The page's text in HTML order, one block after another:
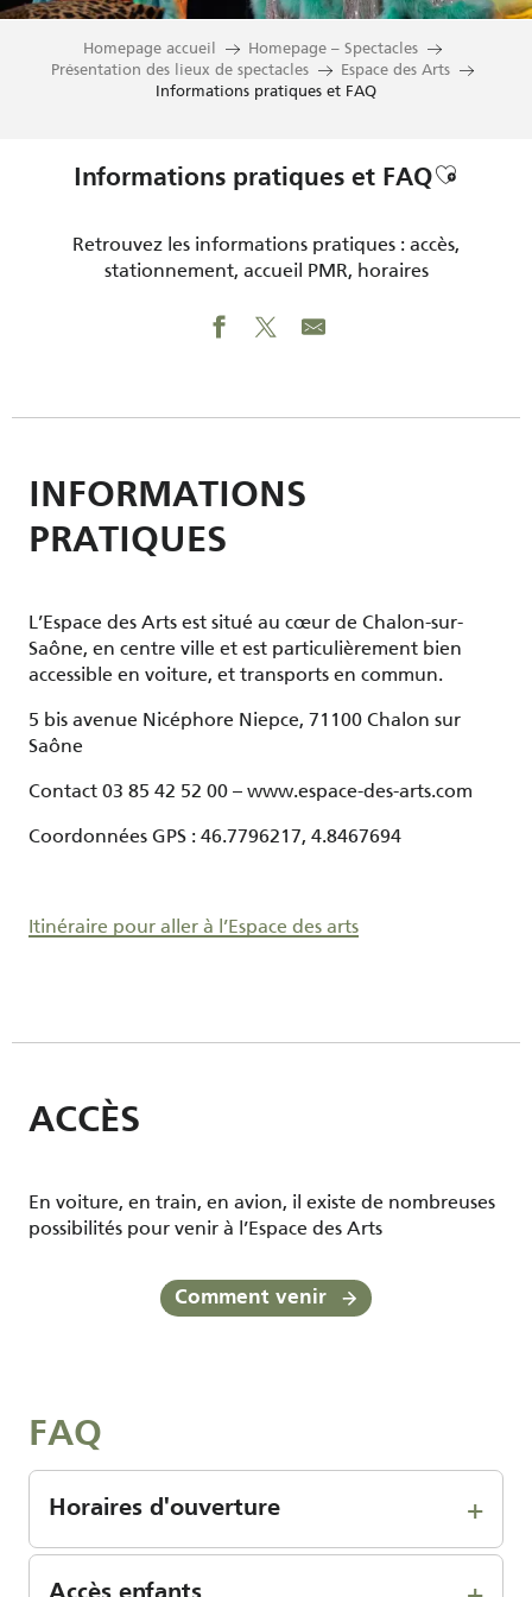
Homepage accueil
Homepage – Spectacles
Présentation des lieux de spectacles
Espace des Arts
Informations pratiques et FAQ
Informations pratiques et FAQAjouter
Retrouvez les informations pratiques : accès,
stationnement, accueil PMR, horaires
INFORMATIONS
PRATIQUES
L’Espace des Arts est situé au cœur de Chalon-sur-
Saône, en centre ville et est particulièrement bien
accessible en voiture, et transports en commun.
5 bis avenue Nicéphore Niepce, 71100 Chalon sur
Saône
Contact 03 85 42 52 00 – www.espace-des-arts.com
Coordonnées GPS : 46.7796217, 4.8467694
Itinéraire pour aller à l’Espace des arts
ACCÈS
En voiture, en train, en avion, il existe de nombreuses
possibilités pour venir à l’Espace des Arts
Comment venir
FAQ
Horaires d'ouverture